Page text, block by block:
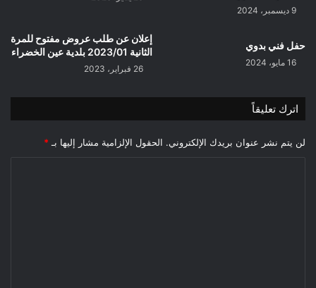
9 ديسمبر، 2024
حفل فني بدوي
16 مايو، 2024
إعلان عن طلب عروض مفتوح للمرة
الثانية 2023/01 بلدية عين الخضراء
26 فبراير، 2023
اترك تعليقاً
لن يتم نشر عنوان بريدك الإلكتروني. الحقول الإلزامية مشار إليها بـ *